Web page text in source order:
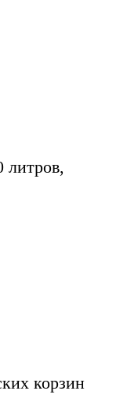
литров,
корзин